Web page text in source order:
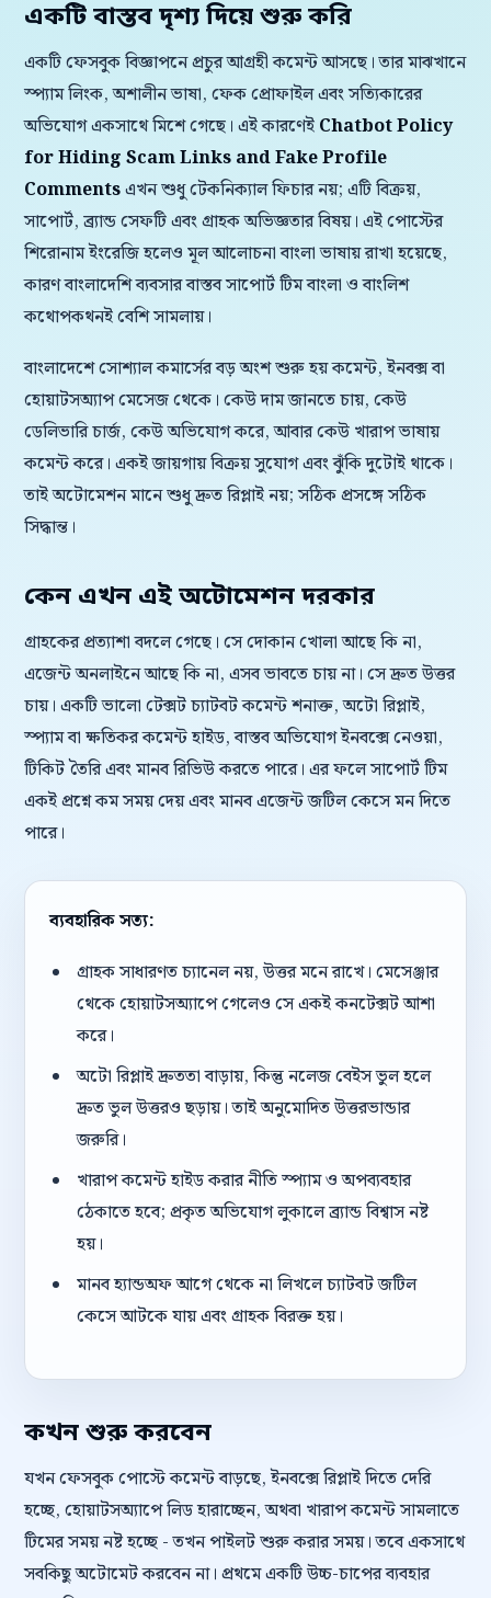
একটি বাস্তব দৃশ্য দিয়ে শুরু করি
একটি ফেসবুক বিজ্ঞাপনে প্রচুর আগ্রহী কমেন্ট আসছে। তার মাঝখানে
স্প্যাম লিংক, অশালীন ভাষা, ফেক প্রোফাইল এবং সত্যিকারের
অভিযোগ একসাথে মিশে গেছে। এই কারণেই Chatbot Policy
for Hiding Scam Links and Fake Profile
Commentsএখন শুধু টেকনিক্যাল ফিচার নয়; এটি বিক্রয়,
সাপোর্ট, ব্র্যান্ড সেফটি এবং গ্রাহক অভিজ্ঞতার বিষয়। এই পোস্টের
শিরোনাম ইংরেজি হলেও মূল আলোচনা বাংলা ভাষায় রাখা হয়েছে,
কারণ বাংলাদেশি ব্যবসার বাস্তব সাপোর্ট টিম বাংলা ও বাংলিশ
কথোপকথনই বেশি সামলায়।
বাংলাদেশে সোশ্যাল কমার্সের বড় অংশ শুরু হয় কমেন্ট, ইনবক্স বা
হোয়াটসঅ্যাপ মেসেজ থেকে। কেউ দাম জানতে চায়, কেউ
ডেলিভারি চার্জ, কেউ অভিযোগ করে, আবার কেউ খারাপ ভাষায়
কমেন্ট করে। একই জায়গায় বিক্রয় সুযোগ এবং ঝুঁকি দুটোই থাকে।
তাই অটোমেশন মানে শুধু দ্রুত রিপ্লাই নয়; সঠিক প্রসঙ্গে সঠিক
সিদ্ধান্ত।
কেন এখন এই অটোমেশন দরকার
গ্রাহকের প্রত্যাশা বদলে গেছে। সে দোকান খোলা আছে কি না,
এজেন্ট অনলাইনে আছে কি না, এসব ভাবতে চায় না। সে দ্রুত উত্তর
চায়। একটি ভালো টেক্সট চ্যাটবট কমেন্ট শনাক্ত, অটো রিপ্লাই,
স্প্যাম বা ক্ষতিকর কমেন্ট হাইড, বাস্তব অভিযোগ ইনবক্সে নেওয়া,
টিকিট তৈরি এবং মানব রিভিউ করতে পারে। এর ফলে সাপোর্ট টিম
একই প্রশ্নে কম সময় দেয় এবং মানব এজেন্ট জটিল কেসে মন দিতে
পারে।
ব্যবহারিক সত্য:
গ্রাহক সাধারণত চ্যানেল নয়, উত্তর মনে রাখে। মেসেঞ্জার
থেকে হোয়াটসঅ্যাপে গেলেও সে একই কনটেক্সট আশা
করে।
অটো রিপ্লাই দ্রুততা বাড়ায়, কিন্তু নলেজ বেইস ভুল হলে
দ্রুত ভুল উত্তরও ছড়ায়। তাই অনুমোদিত উত্তরভান্ডার
জরুরি।
খারাপ কমেন্ট হাইড করার নীতি স্প্যাম ও অপব্যবহার
ঠেকাতে হবে; প্রকৃত অভিযোগ লুকালে ব্র্যান্ড বিশ্বাস নষ্ট
হয়।
মানব হ্যান্ডঅফ আগে থেকে না লিখলে চ্যাটবট জটিল
কেসে আটকে যায় এবং গ্রাহক বিরক্ত হয়।
কখন শুরু করবেন
যখন ফেসবুক পোস্টে কমেন্ট বাড়ছে, ইনবক্সে রিপ্লাই দিতে দেরি
হচ্ছে, হোয়াটসঅ্যাপে লিড হারাচ্ছেন, অথবা খারাপ কমেন্ট সামলাতে
টিমের সময় নষ্ট হচ্ছে - তখন পাইলট শুরু করার সময়। তবে একসাথে
সবকিছু অটোমেট করবেন না। প্রথমে একটি উচ্চ-চাপের ব্যবহার